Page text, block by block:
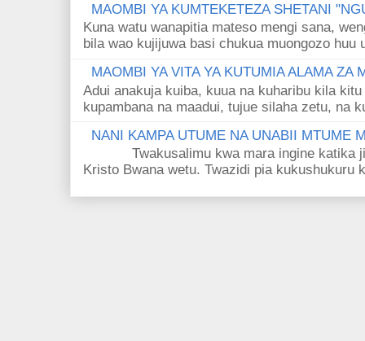
MAOMBI YA KUMTEKETEZA SHETANI
Kuna watu wanapitia mateso mengi sana,
bila wao kujijuwa basi chukua muongozo huu
MAOMBI YA VITA YA KUTUMIA ALAMA ZA
Adui anakuja kuiba, kuua na kuharibu kila
kupambana na maadui, tujue silaha zetu, na
NANI KAMPA UTUME NA UNABII MTUME
Twakusalimu kwa mara ingine katika
Kristo Bwana wetu. Twazidi pia kukushukuru